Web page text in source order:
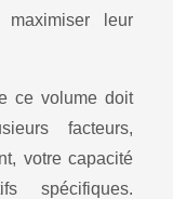
leur
ce volume doit
facteurs,
votre capacité
spécifiques.